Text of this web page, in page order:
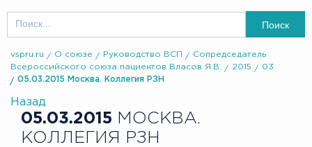
Поиск
vspru.ru О союзе Руководство ВСП
Сопредседатель
Всероссийского союза пациентов Власов Я.В.
2015
03
05.03.2015 Москва. Коллегия РЗН
Назад
05.03.2015 МОСКВА.
КОЛЛЕГИЯ РЗН